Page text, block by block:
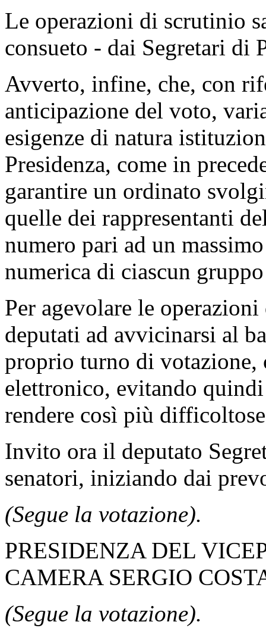
Le operazioni di scrutinio
consueto - dai Segretari di
Avverto, infine, che, con
anticipazione del voto,
esigenze di natura
Presidenza, come in
garantire un ordinato
quelle dei rappresentanti
numero pari ad un
numerica di ciascun
Per agevolare le
deputati ad avvicinarsi al
proprio turno di votazione,
elettronico, evitando
rendere così più
Invito ora il deputato
senatori, iniziando dai
(Segue la votazione).
PRESIDENZA DEL
CAMERA SERGIO
(Segue la votazione).